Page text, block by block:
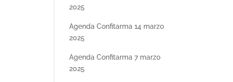
2025
Agenda Confitarma 14 marzo
2025
Agenda Confitarma 7 marzo
2025